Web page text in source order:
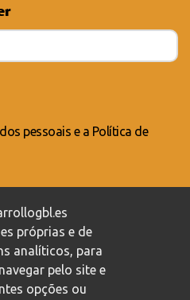
pessoais e a Política de
de cookies
próprias e de
analíticos, para
pelo site e
opções ou